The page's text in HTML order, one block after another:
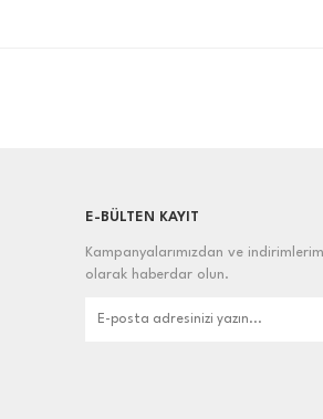
E-BÜLTEN KAYIT
Kampanyalarımızdan ve
olarak haberdar olun.